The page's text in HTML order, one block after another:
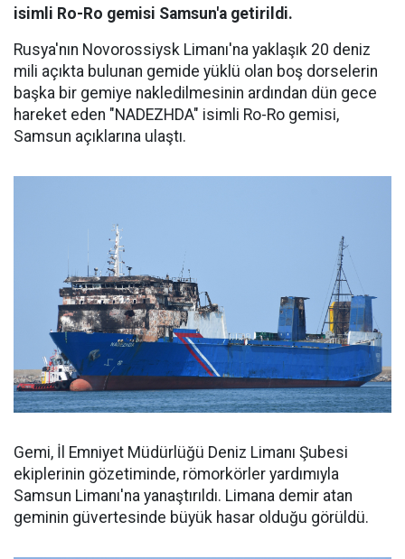
isimli Ro-Ro gemisi Samsun'a getirildi.
Rusya'nın Novorossiysk Limanı'na yaklaşık 20 deniz
mili açıkta bulunan gemide yüklü olan boş dorselerin
başka bir gemiye nakledilmesinin ardından dün gece
hareket eden "NADEZHDA" isimli Ro-Ro gemisi,
Samsun açıklarına ulaştı.
Gemi, İl Emniyet Müdürlüğü Deniz Limanı Şubesi
ekiplerinin gözetiminde, römorkörler yardımıyla
Samsun Limanı'na yanaştırıldı. Limana demir atan
geminin güvertesinde büyük hasar olduğu görüldü.